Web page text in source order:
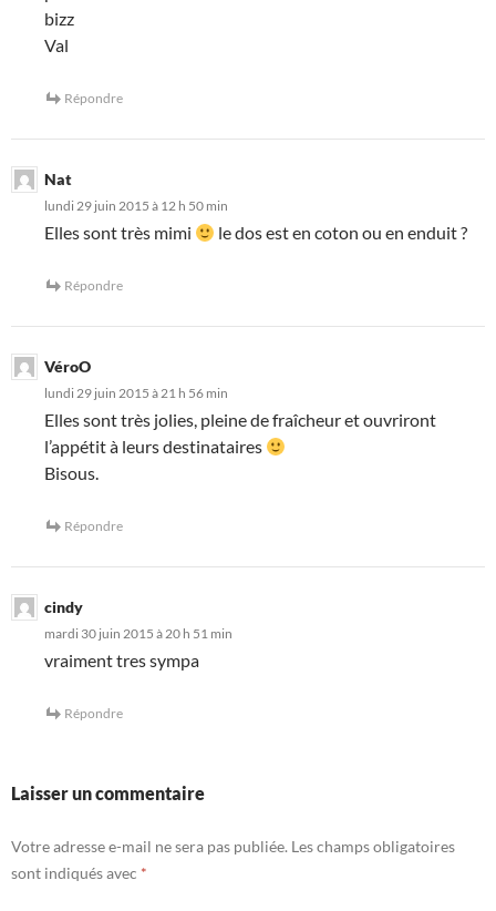
bizz
Val
Répondre
Nat
lundi 29 juin 2015 à 12 h 50 min
Elles sont très mimi le dos est en coton ou en enduit ?
Répondre
VéroO
lundi 29 juin 2015 à 21 h 56 min
Elles sont très jolies, pleine de fraîcheur et ouvriront
l’appétit à leurs destinataires
Bisous.
Répondre
cindy
mardi 30 juin 2015 à 20 h 51 min
vraiment tres sympa
Répondre
Laisser un commentaire
Votre adresse e-mail ne sera pas publiée. Les champs obligatoires
sont indiqués avec *